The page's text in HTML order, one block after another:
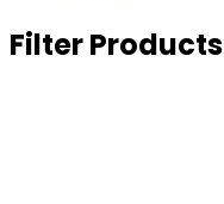
Filter Products